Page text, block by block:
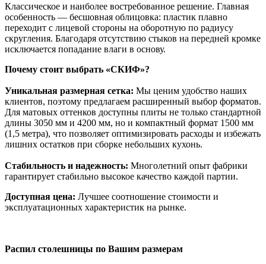
Классическое и наиболее востребованное решение. Главная
особенность — бесшовная облицовка: пластик плавно
переходит с лицевой стороны на оборотную по радиусу
скругления. Благодаря отсутствию стыков на передней кромке
исключается попадание влаги в основу.
Почему стоит выбрать «СКИФ»?
Уникальная размерная сетка: Мы ценим удобство наших
клиентов, поэтому предлагаем расширенный выбор форматов.
Для матовых оттенков доступны плиты не только стандартной
длины 3050 мм и 4200 мм, но и компактный формат 1500 мм
(1,5 метра), что позволяет оптимизировать расходы и избежать
лишних остатков при сборке небольших кухонь.
Стабильность и надежность: Многолетний опыт фабрики
гарантирует стабильно высокое качество каждой партии.
Доступная цена: Лучшее соотношение стоимости и
эксплуатационных характеристик на рынке.
Распил столешницы по Вашим размерам